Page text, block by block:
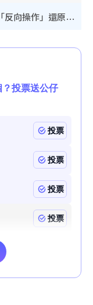
WhatsApp預設貼圖點刪？揭1招「反向操作」還原簡潔介面 附3步實測教學